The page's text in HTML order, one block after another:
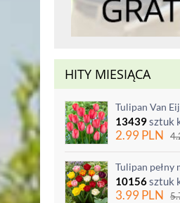
HITY MIESIĄCA
Tulipan Van
13439sztuk
2.99PLN
10156sztuk
3.99PLN